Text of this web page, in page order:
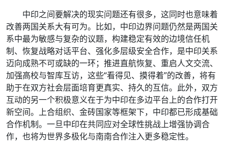
中印之间要解决的现实问题还有很多，这同时也意味着
改善两国关系大有可为。比如，中印边界问题仍然是两国关
系中最为敏感与复杂的议题，构建稳定有效的边境信任机
制、恢复战略对话平台、强化多层级安全合作，是中印关系
迈向成熟不可或缺的一环；推进直航恢复、重启人文交流、
加强高校与智库互访，这些“看得见、摸得着”的改善，将有
助于在双方社会层面培育更真实、持久的互信。此外，双方
互动的另一个积极意义在于为中印在多边平台上的合作打开
新空间。上合组织、金砖国家等框架下，中印都已形成基础
合作机制。一旦中印在共同应对全球性挑战上增强协调合
作，也将为世界多极化与南南合作注入更多稳定性。